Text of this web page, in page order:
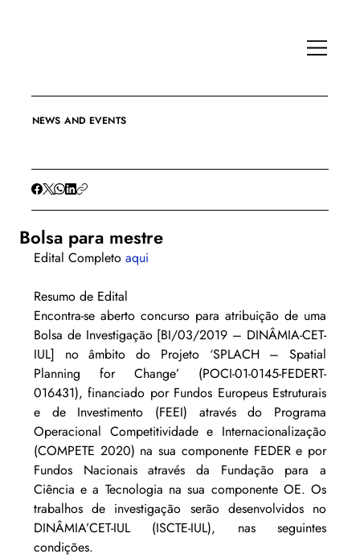
NEWS AND EVENTS
Bolsa para mestre
Edital Completo aqui
Resumo de Edital
Encontra-se aberto concurso para atribuição de uma
Bolsa de Investigação [BI/03/2019 – DINÂMIA-CET-
IUL] no âmbito do Projeto ‘SPLACH – Spatial
Planning for Change’ (POCI-01-0145-FEDERT-
016431), financiado por Fundos Europeus Estruturais
e de Investimento (FEEI) através do Programa
Operacional Competitividade e Internacionalização
(COMPETE 2020) na sua componente FEDER e por
Fundos Nacionais através da Fundação para a
Ciência e a Tecnologia na sua componente OE. Os
trabalhos de investigação serão desenvolvidos no
DINÂMIA’CET-IUL (ISCTE-IUL), nas seguintes
condições.